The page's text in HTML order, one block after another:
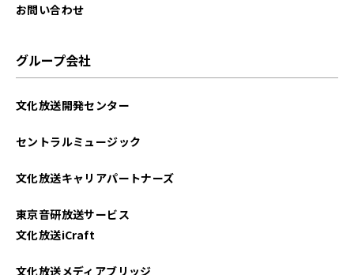
2025年06月
2025年01月
お問い合わせ
グループ会社
文化放送開発センター
セントラルミュージック
文化放送キャリアパートナーズ
東京音研放送サービス
文化放送iCraft
文化放送メディアブリッジ